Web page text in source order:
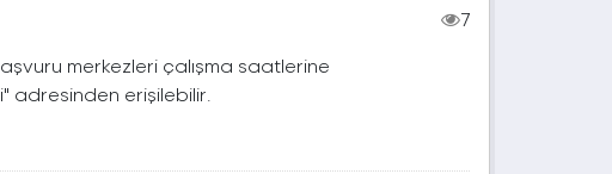
7
merkezleri çalışma saatlerine
adresinden erişilebilir.